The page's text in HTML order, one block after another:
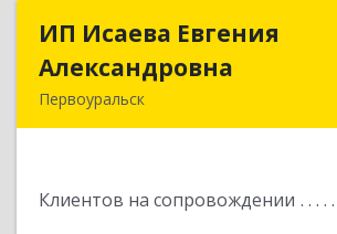
ИП Исаева Евгения
Александровна
Первоуральск
Клиентов на сопровождении
ИП